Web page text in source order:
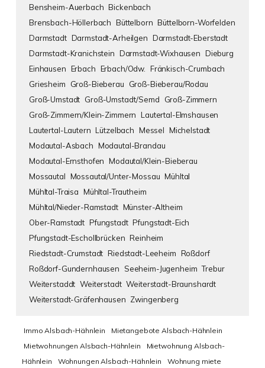
Bensheim-Auerbach Bickenbach
Brensbach-Höllerbach Büttelborn Büttelborn-Worfelden
Darmstadt Darmstadt-Arheilgen Darmstadt-Eberstadt
Darmstadt-Kranichstein Darmstadt-Wixhausen Dieburg
Einhausen Erbach Erbach/Odw.
Fränkisch-Crumbach
Griesheim
Groß-Bieberau
Groß-Bieberau/Rodau
Groß-Umstadt Groß-Umstadt/Semd
Groß-Zimmern
Groß-Zimmern/Klein-Zimmern Lautertal-Elmshausen
Lautertal-Lautern Lützelbach Messel Michelstadt
Modautal-Asbach Modautal-Brandau
Modautal-Ernsthofen Modautal/Klein-Bieberau
Mossautal Mossautal/Unter-Mossau Mühltal
Mühltal-Traisa Mühltal-Trautheim
Mühltal/Nieder-Ramstadt Münster-Altheim
Ober-Ramstadt Pfungstadt Pfungstadt-Eich
Pfungstadt-Eschollbrücken Reinheim
Riedstadt-Crumstadt Riedstadt-Leeheim Roßdorf
Roßdorf-Gundernhausen Seeheim-Jugenheim Trebur
Weiterstaddt Weiterstadt Weiterstadt-Braunshardt
Weiterstadt-Gräfenhausen Zwingenberg
Immo Alsbach-Hähnlein
Mietangebote Alsbach-Hähnlein
Mietwohnungen Alsbach-Hähnlein
Mietwohnung Alsbach-
Hähnlein
Wohnungen Alsbach-Hähnlein
Wohnung miete